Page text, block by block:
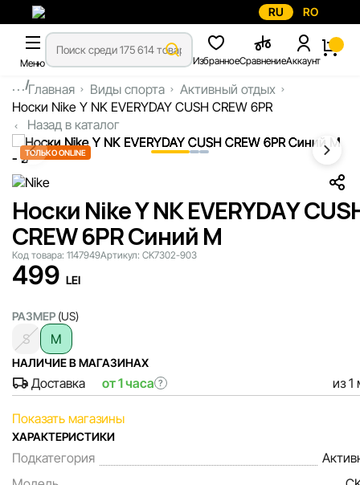
RU RO
Меню ИзбранноеСравнениеАккаунт
...Главная Виды спорта
Активный отдых
Носки Nike Y NK EVERYDAY CUSH CREW 6PR
Назад в каталог
ТОЛЬКО ONLINE
Носки Nike Y NK EVERYDAY
CREW 6PR Синий M
Код товара: 1147949Артикул: CK7302-903
499 LEI
РАЗМЕР (US)
S M
НАЛИЧИЕ В МАГАЗИНАХ
Доставка от 1 часа ? из 1
Показать магазины
ХАРАКТЕРИСТИКИ
Подкатегория